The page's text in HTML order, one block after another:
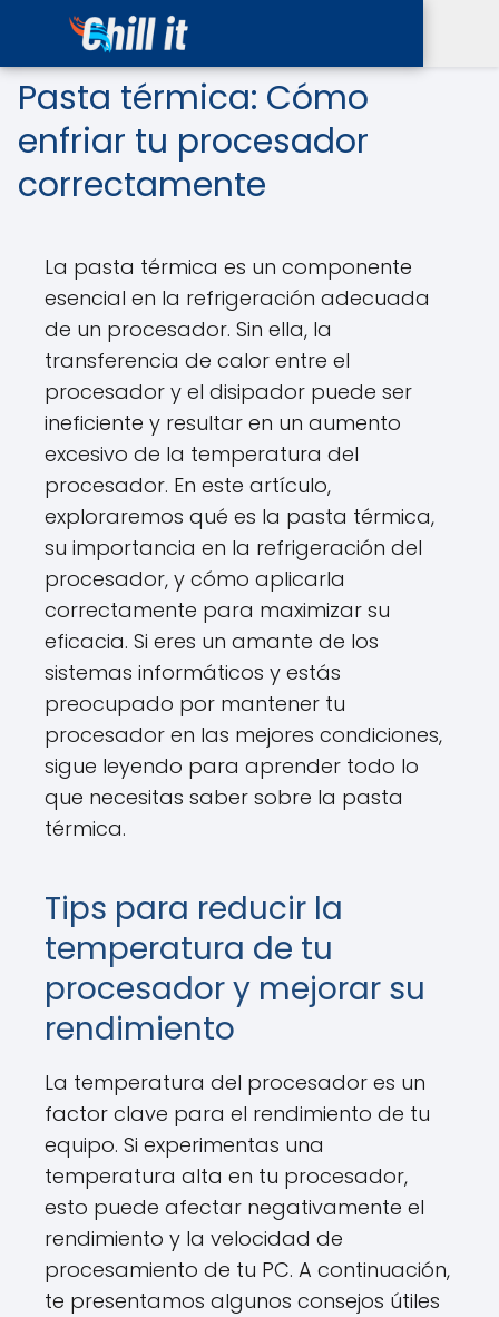
Pasta térmica: Cómo
enfriar tu procesador
correctamente
La pasta térmica es un componente
esencial en la refrigeración adecuada
de un procesador. Sin ella, la
transferencia de calor entre el
procesador y el disipador puede ser
ineficiente y resultar en un aumento
excesivo de la temperatura del
procesador. En este artículo,
exploraremos qué es la pasta térmica,
su importancia en la refrigeración del
procesador, y cómo aplicarla
correctamente para maximizar su
eficacia. Si eres un amante de los
sistemas informáticos y estás
preocupado por mantener tu
procesador en las mejores condiciones,
sigue leyendo para aprender todo lo
que necesitas saber sobre la pasta
térmica.
Tips para reducir la
temperatura de tu
procesador y mejorar su
rendimiento
La temperatura del procesador es un
factor clave para el rendimiento de tu
equipo. Si experimentas una
temperatura alta en tu procesador,
esto puede afectar negativamente el
rendimiento y la velocidad de
procesamiento de tu PC. A continuación,
te presentamos algunos consejos útiles